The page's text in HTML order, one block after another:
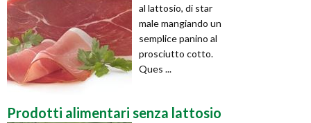
al lattosio, di star
male mangiando un
semplice panino al
prosciutto cotto.
Ques ...
Prodotti alimentari senza lattosio